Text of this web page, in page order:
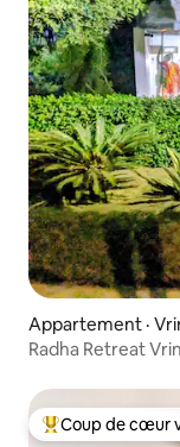
Appartement ·
Radha Retreat
Coup de cœur
Coup de cœur